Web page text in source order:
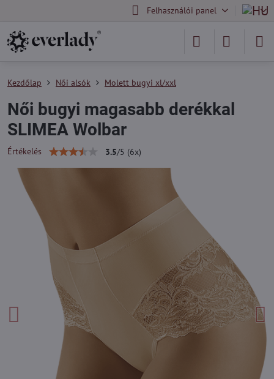
Felhasználói panel
Kezdőlap Női alsók Molett bugyi xl/xxl
Női bugyi magasabb derékkal
SLIMEA Wolbar
Értékelés 3.5/5 (6x)